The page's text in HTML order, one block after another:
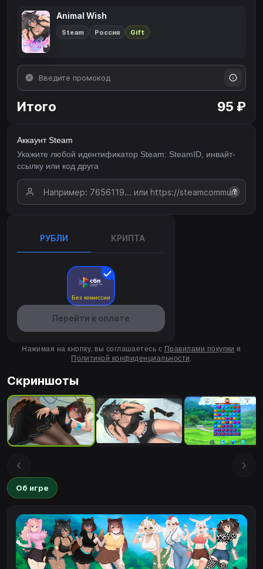
Animal Wish
Steam Россия Gift
Итого 95 ₽
Аккаунт Steam
Укажите любой идентификатор Steam: SteamID, инвайт-
ссылку или код друга
?
РУБЛИ КРИПТА
Без комиссии
Перейти к оплате
Нажимая на кнопку, вы соглашаетесь с Правилами покупки и
Политикой конфиденциальности.
Скриншоты
Об игре